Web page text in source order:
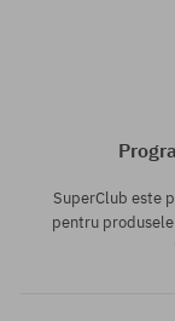
SuperClub este
pentru